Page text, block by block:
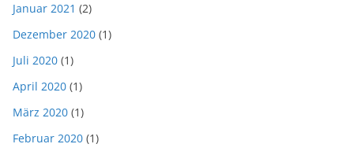
Januar 2021 (2)
Dezember 2020 (1)
Juli 2020 (1)
April 2020 (1)
März 2020 (1)
Februar 2020 (1)